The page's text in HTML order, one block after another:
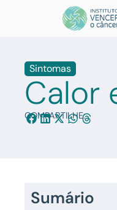
Sintomas
Calor
COMPARTILHE:
Sumário